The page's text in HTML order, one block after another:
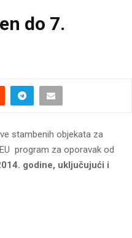
do 7.
stambenih objekata za
program za oporavak od
godine, uključujući i